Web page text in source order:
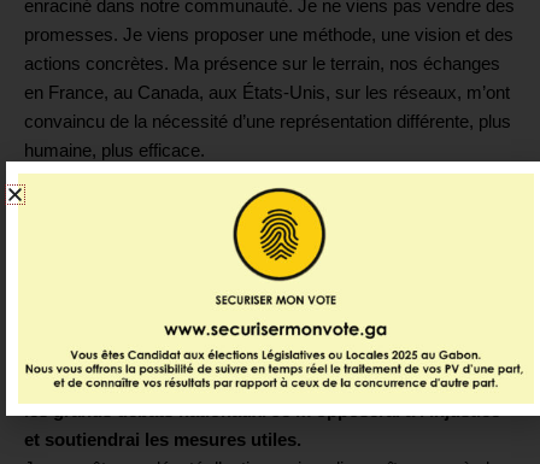
enraciné dans notre communauté. Je ne viens pas vendre des
promesses. Je viens proposer une méthode, une vision et des
actions concrètes. Ma présence sur le terrain, nos échanges
en France, au Canada, aux États-Unis, sur les réseaux, m’ont
convaincu de la nécessité d’une représentation différente, plus
humaine, plus efficace.
Si vous m’accordez votre confiance, je m’engage à:
1.
Vous représenter activement, avec transparence et
régularité (consultations publiques, comptes rendus,
Légiférer utilement, à partir de vos réalités: bourses,
diplômes, droits fonciers, fiscalité juste, investissements,
consulats.
Plaider votre cause, en portant vos préoccupations dans
et soutiendrai les mesures utiles.